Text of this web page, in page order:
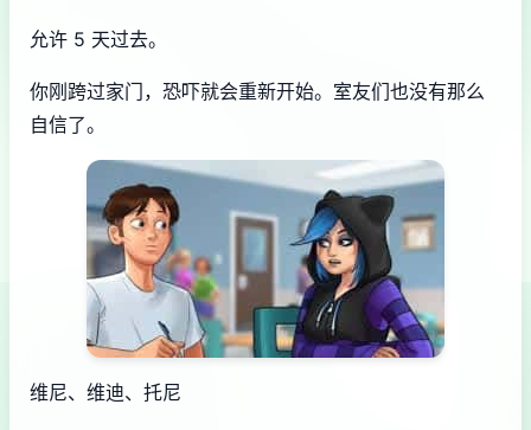
允许 5 天过去。
你刚跨过家门，恐吓就会重新开始。室友们也没有那么
自信了。
维尼、维迪、托尼